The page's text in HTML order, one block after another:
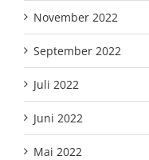
November 2022
September 2022
Juli 2022
Juni 2022
Mai 2022